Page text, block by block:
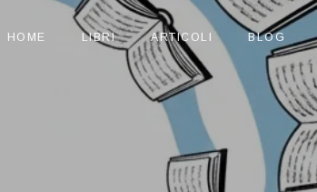
HOME LIBRI ARTICOLI BLOG